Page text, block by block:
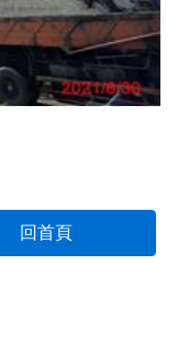
回首頁